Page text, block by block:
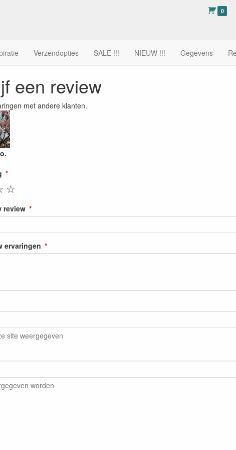
0
Verzendopties SALE !!! NIEUW !!! Gegevens
een review
met andere klanten.
☆
review
ervaringen
site weergegeven
worden